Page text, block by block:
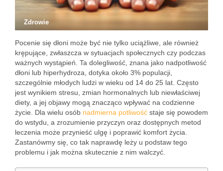
Zdrowie
Pocenie się dłoni może być nie tylko uciążliwe, ale również
krępujące, zwłaszcza w sytuacjach społecznych czy podczas
ważnych wystąpień. Ta dolegliwość, znana jako nadpotliwość
dłoni lub hiperhydroza, dotyka około 3% populacji,
szczególnie młodych ludzi w wieku od 14 do 25 lat. Często
jest wynikiem stresu, zmian hormonalnych lub niewłaściwej
diety, a jej objawy mogą znacząco wpływać na codzienne
życie. Dla wielu osób nadmierna potliwość staje się powodem
do wstydu, a zrozumienie przyczyn oraz dostępnych metod
leczenia może przynieść ulgę i poprawić komfort życia.
Zastanówmy się, co tak naprawdę leży u podstaw tego
problemu i jak można skutecznie z nim walczyć.